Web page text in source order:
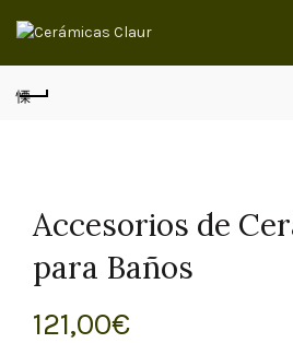
Accesorios de
para Baños
121,00€